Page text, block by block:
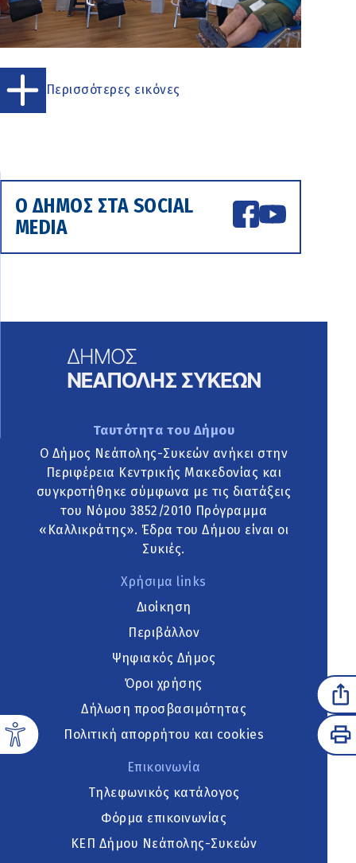
Περισσότερες εικόνες
Ο ΔΗΜΟΣ ΣΤΑ SOCIAL
MEDIA
Ταυτότητα του Δήμου
Ο Δήμος Νεάπολης-Συκεών ανήκει στην
Περιφέρεια Κεντρικής Μακεδονίας και
συγκροτήθηκε σύμφωνα με τις διατάξεις
του Νόμου 3852/2010 Πρόγραμμα
«Καλλικράτης». Έδρα του Δήμου είναι οι
Συκιές.
Χρήσιμα links
Διοίκηση
Περιβάλλον
Ψηφιακός Δήμος
Όροι χρήσης
Δήλωση προσβασιμότητας
Πολιτική απορρήτου και cookies
Επικοινωνία
Τηλεφωνικός κατάλογος
Φόρμα επικοινωνίας
ΚΕΠ Δήμου Νεάπολης-Συκεών